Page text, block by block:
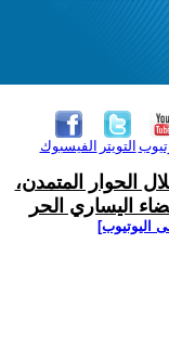
الفيسبوك التويتر
الحوار المتمدن،
اليساري الحر
اليوتيوب]